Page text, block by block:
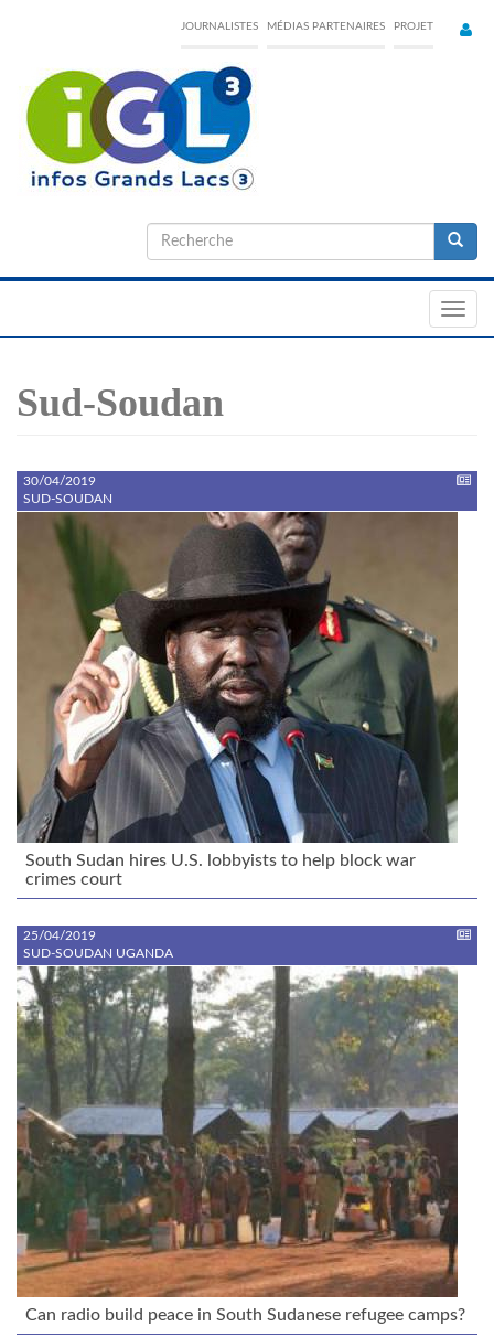
content
JOURNALISTES MÉDIAS PARTENAIRES PROJET
Formulaire
de
Sud-Soudan
30/04/2019
SUD-SOUDAN
South Sudan hires U.S. lobbyists to help block war
crimes court
25/04/2019
SUD-SOUDAN UGANDA
Can radio build peace in South Sudanese refugee camps?